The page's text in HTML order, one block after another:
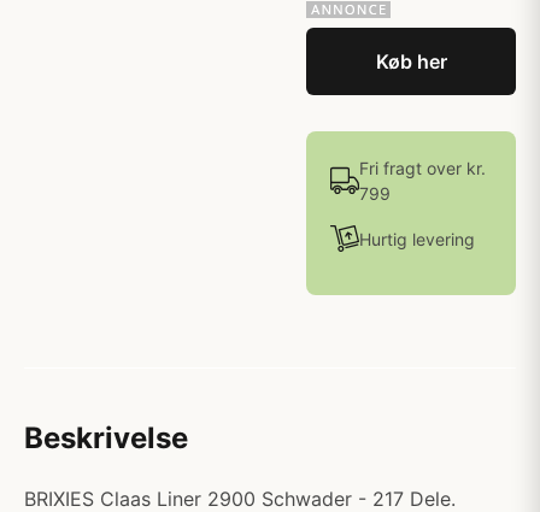
Køb her
Fri fragt over kr.
799
Hurtig levering
Beskrivelse
BRIXIES Claas Liner 2900 Schwader - 217 Dele.